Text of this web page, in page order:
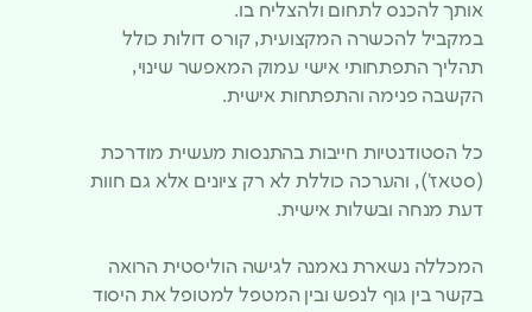
אותך להכנס לתחום ולהצליח בו.
במקביל להכשרה המקצועית, קורס דולות כולל
תהליך התפתחותי אישי עמוק המאפשר שינוי,
הקשבה פנימה והתפתחות אישית.
כל הסטודנטיות חייבות בהתנסות מעשית מודרכת
(סטאז’), והערכה כוללת לא רק ציונים אלא גם חוות
דעת מנחה ובשלות אישית.
המכללה נשארת נאמנה לגישה הוליסטית הרואה
בקשר בין גוף לנפש ובין המטפל למטופל את היסוד